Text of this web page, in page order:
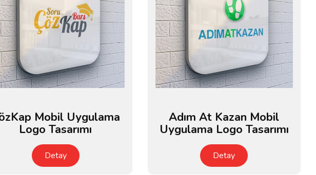
Mobil Uygulama
Logo Tasarımı
Detay
Adım At Kazan Mobil
Uygulama Logo Tasarımı
Detay